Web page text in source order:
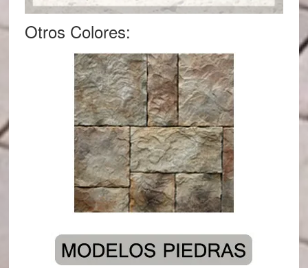
Otros Colores: